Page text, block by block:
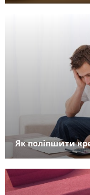
Як поліпшити